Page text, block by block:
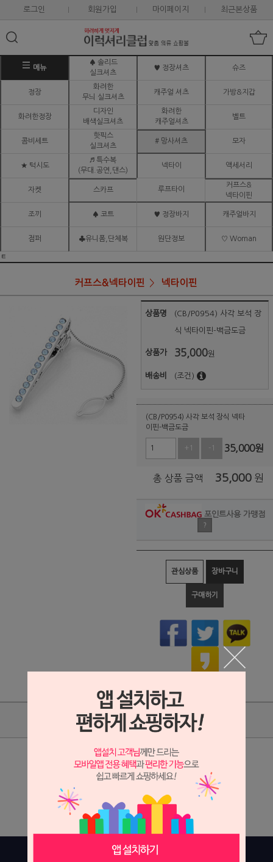
로그인 회원가입 마이페이지 최근본상품
메뉴
♠ 솔리드
실크셔츠
♥ 정장셔츠 슈즈
정장
화려한
무늬 실크셔츠
캐주얼 셔츠 가방&지갑
화려한정장
디자인
배색실크셔츠
화려한
캐주얼셔츠
벨트
콤비세트
핫픽스
실크셔츠
# 망사셔츠 모자
★ 턱시도
♬ 특수복
(무대.공연,댄스)
넥타이 액세서리
자켓 스카프 루프타이
커프스&
넥타이핀
조끼 ♠ 코트 ♥ 정장바지 캐주얼바지
점퍼 ♣유니폼,단체복 원단정보 ♡ Woman
ㅌ
커프스&넥타이핀 넥타이핀
상품명 (CB/P0954) 사각 보석 장
식 넥타이핀-백금도금
상품가 35,000원
배송비 (조건)
(CB/P0954) 사각 보석 장식 넥타
이핀-백금도금
+1 -1 35,000원
총 상품 금액 35,000 원
포인트사용 가맹점
?
관심상품 장바구니
구매하기
상품리뷰
상세정보 새창 열기
상세 정보를 확대해 보실 수 있습니다.